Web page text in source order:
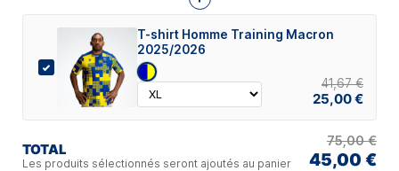
T-shirt Homme Training Macron
2025/2026
41,67 €
25,00 €
TOTAL
Les produits sélectionnés seront ajoutés au panier
75,00 €
45,00 €